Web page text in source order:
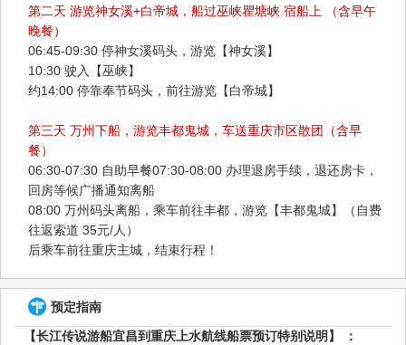
第二天 游览神女溪+白帝城，船过巫峡瞿塘峡 宿船上 （含早午
晚餐）
​06:45-09:30 停神女溪码头，游览【神女溪】
10:30 驶入【巫峡】
约14:00 停靠奉节码头，前往游览【白帝城】
第三天 万州下船，游览丰都鬼城，车送重庆市区散团（含早
餐）
06:30-07:30 自助早餐07:30-08:00 办理退房手续，退还房卡，
回房等候广播通知离船
08:00 万州码头离船，乘车前往丰都，游览【丰都鬼城】（自费
往返索道 35元/人）
后乘车前往重庆主城，结束行程！
预定指南
【长江传说游船宜昌到重庆上水航线船票预订特别说明】 ：